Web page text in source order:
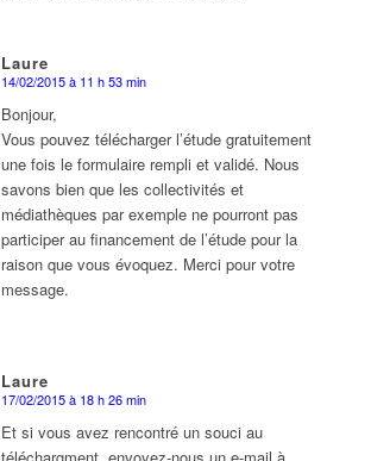
Laure
dit
14/02/2015 à 11 h 53 min
Bonjour,
Vous pouvez télécharger l’étude gratuitement
une fois le formulaire rempli et validé. Nous
savons bien que les collectivités et
médiathèques par exemple ne pourront pas
participer au financement de l’étude pour la
raison que vous évoquez. Merci pour votre
message.
Laure
dit
17/02/2015 à 18 h 26 min
Et si vous avez rencontré un souci au